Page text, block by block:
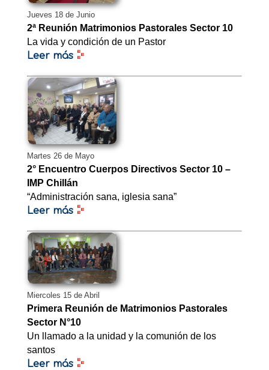
Jueves 18 de Junio
2ª Reunión Matrimonios Pastorales Sector 10
La vida y condición de un Pastor
Leer más
Martes 26 de Mayo
2° Encuentro Cuerpos Directivos Sector 10 –
IMP Chillán
“Administración sana, iglesia sana”
Leer más
Miercoles 15 de Abril
Primera Reunión de Matrimonios Pastorales
Sector N°10
Un llamado a la unidad y la comunión de los
santos
Leer más